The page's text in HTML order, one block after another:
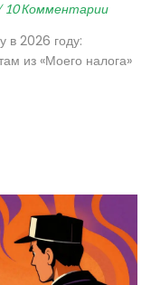
10 Комментарии
в 2026 году:
из «Моего налога»